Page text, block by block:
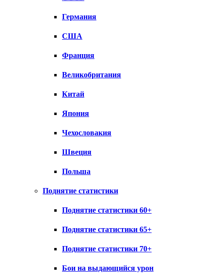
Германия
США
Франция
Великобритания
Китай
Япония
Чехословакия
Швеция
Польша
Поднятие статистики
Поднятие статистики 60+
Поднятие статистики 65+
Поднятие статистики 70+
Бои на выдающийся урон